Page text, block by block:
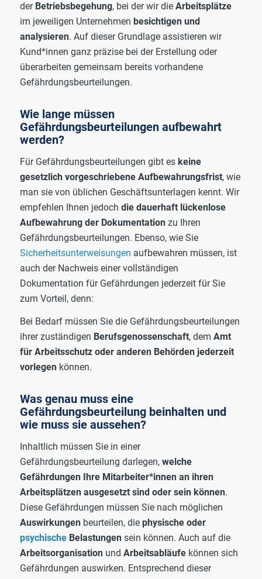
der Betriebsbegehung, bei der wir die Arbeitsplätze
im jeweiligen Unternehmen besichtigen und
analysieren. Auf dieser Grundlage assistieren wir
Kund*innen ganz präzise bei der Erstellung oder
überarbeiten gemeinsam bereits vorhandene
Gefährdungsbeurteilungen.
Wie lange müssen
Gefährdungsbeurteilungen aufbewahrt
werden?
Für Gefährdungsbeurteilungen gibt es keine
gesetzlich vorgeschriebene Aufbewahrungsfrist, wie
man sie von üblichen Geschäftsunterlagen kennt. Wir
empfehlen Ihnen jedoch die dauerhaft lückenlose
Aufbewahrung der Dokumentationzu Ihren
Gefährdungsbeurteilungen. Ebenso, wie Sie
Sicherheitsunterweisungen aufbewahren müssen, ist
auch der Nachweis einer vollständigen
Dokumentation für Gefährdungen jederzeit für Sie
zum Vorteil, denn:
Bei Bedarf müssen Sie die Gefährdungsbeurteilungen
ihrer zuständigen Berufsgenossenschaft, dem Amt
für Arbeitsschutz oder anderen Behörden jederzeit
vorlegenkönnen.
Was genau muss eine
Gefährdungsbeurteilung beinhalten und
wie muss sie aussehen?
Inhaltlich müssen Sie in einer
Gefährdungsbeurteilung darlegen, welche
Gefährdungen Ihre Mitarbeiter*innen an ihren
Arbeitsplätzen ausgesetzt sind oder sein können.
Diese Gefährdungen müssen Sie nach möglichen
Auswirkungenbeurteilen, die physische oder
psychischeBelastungensein können. Auch auf die
Arbeitsorganisationund Arbeitsabläufekönnen sich
Gefährdungen auswirken. Entsprechend dieser